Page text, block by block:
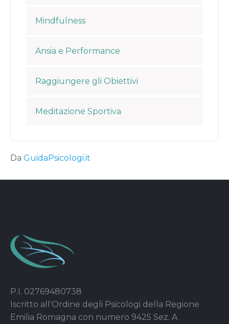
Mindfulness
Ansia e Performance
Raggiungere gli Obiettivi
Meditazione Sportiva
Da GuidaPsicologi.it
P.I. 02769480738
Iscritto all'Ordine degli Psicologi della Regione
Emilia Romagna con numero 9425 Sez. A